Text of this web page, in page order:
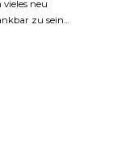
neu
zu sein...